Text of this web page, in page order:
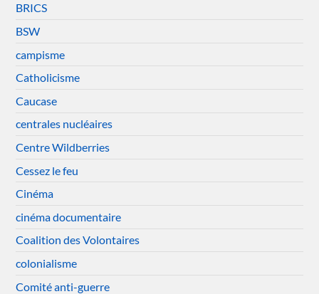
BRICS
BSW
campisme
Catholicisme
Caucase
centrales nucléaires
Centre Wildberries
Cessez le feu
Cinéma
cinéma documentaire
Coalition des Volontaires
colonialisme
Comité anti-guerre